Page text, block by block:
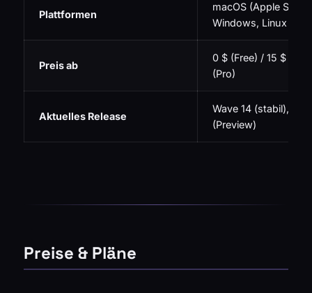
Plattformen
macOS (Apple
Windows, Linux
Preis ab
0 $ (Free) / 15 $ pro
(Pro)
Aktuelles Release
Wave 14 (stabil),
(Preview)
Preise & Pläne